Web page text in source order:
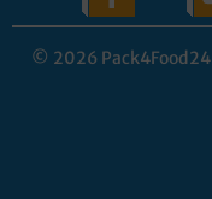
© 2026 Pack4Food24